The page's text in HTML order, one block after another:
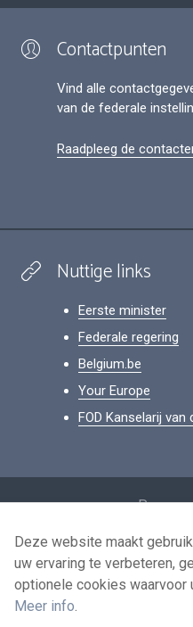
Contactpunten
Vind alle
van de federale
Raadpleeg de
Nuttige links
Eerste minister
Federale regering
Belgium.be
Your Europe
FOD Kanselarij
Voorwaarden
Deze website maakt
uw ervaring te verbeteren,
optionele cookies
Meer info.